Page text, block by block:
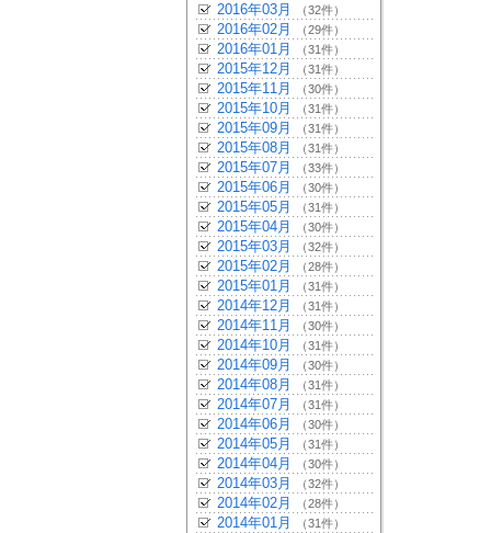
2016年03月 （32件）
2016年02月 （29件）
2016年01月 （31件）
2015年12月 （31件）
2015年11月 （30件）
2015年10月 （31件）
2015年09月 （31件）
2015年08月 （31件）
2015年07月 （33件）
2015年06月 （30件）
2015年05月 （31件）
2015年04月 （30件）
2015年03月 （32件）
2015年02月 （28件）
2015年01月 （31件）
2014年12月 （31件）
2014年11月 （30件）
2014年10月 （31件）
2014年09月 （30件）
2014年08月 （31件）
2014年07月 （31件）
2014年06月 （30件）
2014年05月 （31件）
2014年04月 （30件）
2014年03月 （32件）
2014年02月 （28件）
2014年01月 （31件）